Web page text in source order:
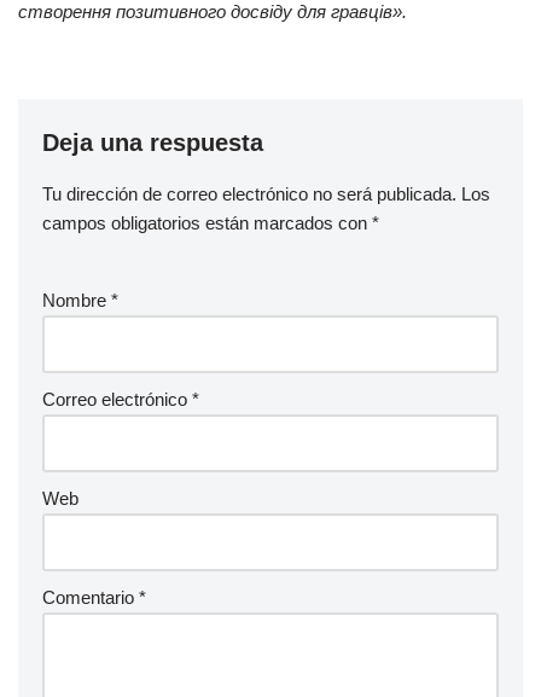
створення позитивного досвіду для гравців».
Deja una respuesta
Tu dirección de correo electrónico no será publicada. Los
campos obligatorios están marcados con *
Nombre *
Correo electrónico *
Web
Comentario *